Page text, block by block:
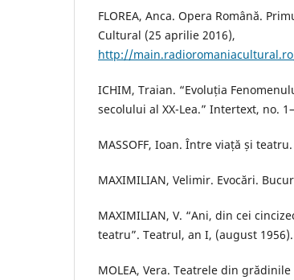
FLOREA, Anca. Opera Română.
Cultural (25 aprilie 2016),
http://
ICHIM, Traian. “Evoluția
secolului al XX-Lea.” Intertext, no.
MASSOFF, Ioan. Între viață și
MAXIMILIAN, Velimir. Evocări.
MAXIMILIAN, V. “Ani, din cei
teatru”. Teatrul, an I, (august 1956).
MOLEA, Vera. Teatrele din